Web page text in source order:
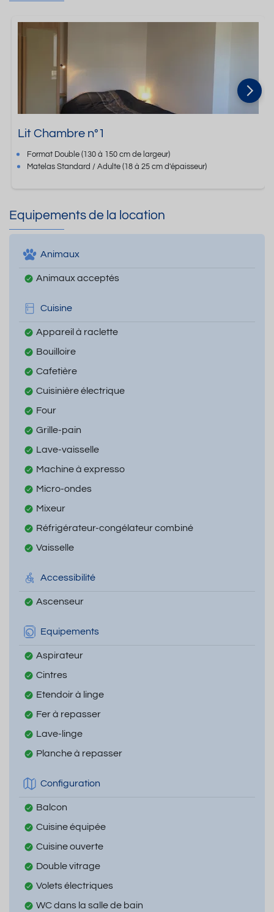
Lit Chambre n°1
Format Double (130 à 150 cm de largeur)
Matelas Standard / Adulte(18 à 25 cm d'épaisseur)
Equipements de la location
Animaux
Animaux acceptés
Cuisine
Appareil à raclette
Bouilloire
Cafetière
Cuisinière électrique
Four
Grille-pain
Lave-vaisselle
Machine à expresso
Micro-ondes
Mixeur
Réfrigérateur-congélateur combiné
Vaisselle
Accessibilité
Ascenseur
Equipements
Aspirateur
Cintres
Etendoir à linge
Fer à repasser
Lave-linge
Planche à repasser
Configuration
Balcon
Cuisine équipée
Cuisine ouverte
Double vitrage
Volets électriques
WC dans la salle de bain